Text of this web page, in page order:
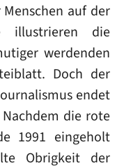
auf der
illustrieren die
werdenden
Doch der
endet
die rote
1991 eingeholt
Obrigkeit der